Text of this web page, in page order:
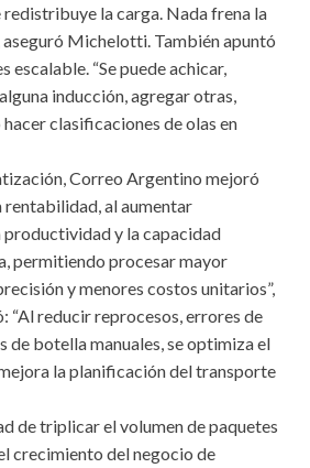
la carga. Nada frena la
aseguró Michelotti. También apuntó
escalable. “Se puede achicar,
inducción, agregar otras,
clasificaciones de olas en
Correo Argentino mejoró
rentabilidad, al aumentar
y la capacidad
permitiendo procesar mayor
y menores costos unitarios”,
“Al reducir reprocesos, errores de
de botella manuales, se optimiza el
la planificación del transporte
de triplicar el volumen de paquetes
crecimiento del negocio de